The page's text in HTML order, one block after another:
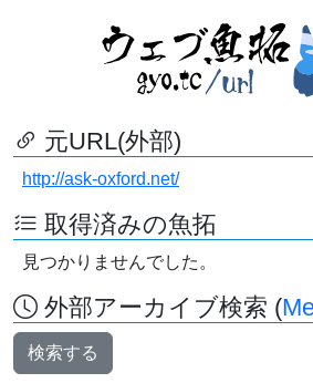
元URL(外部)
http://ask-oxford.net/
取得済みの魚拓
見つかりませんでした。
外部アーカイブ検索 (
検索する